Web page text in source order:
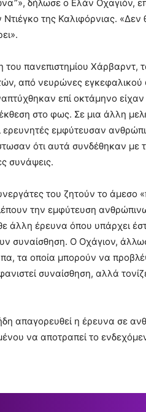
δήλωσε ο Ελάν Οχαγιόν,
της Καλιφόρνιας. «Δεν
πανεπιστημίου Χάρβαρντ,
από νευρώνες
επί οκτάμηνο
στο φως. Σε μια άλλη
ερευνητές εμφύτευσαν
ότι αυτά συνδέθηκαν με
συνάψεις.
του ζητούν το
την εμφύτευση
άλλη έρευνα όπου υπάρχει
συναίσθηση. Ο Οχάγιον,
τα οποία μπορούν να
συναίσθηση, αλλά
απαγορευθεί η έρευνα σε
να αποτραπεί το